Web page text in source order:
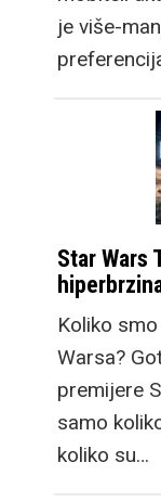
je više-
Star Wars
Koliko
Warsa?
premijere
samo
koliko su…